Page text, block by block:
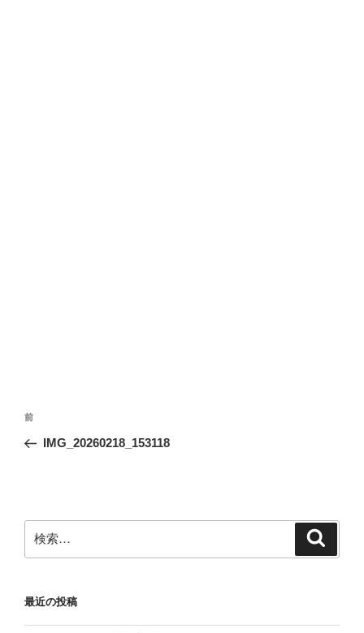
投
ナ
ー
シ
前
の
前
IMG_20260218_153118
索:
最近の投稿